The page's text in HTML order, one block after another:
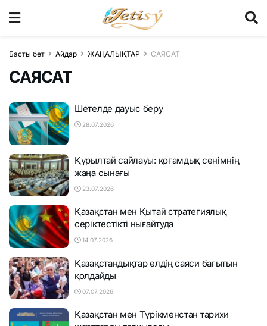
Басты бет Айдар ЖАҢАЛЫҚТАР САЯСАТ
САЯСАТ
Шетелде дауыс беру
28.07.2026
Құрылтай сайлауы: қоғамдық сенімнің
жаңа сынағы
23.07.2026
Қазақстан мен Қытай стратегиялық
серіктестікті нығайтуда
14.07.2026
Қазақстандықтар елдің саяси бағытын
қолдайды
07.07.2026
Қазақстан мен Түрікменстан тарихи